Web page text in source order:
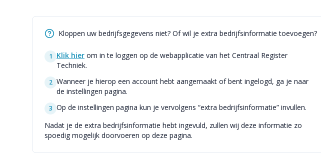
Kloppen uw bedrijfsgegevens niet? Of wil je extra bedrijfsinformatie toevoegen?
1 Klik hier om in te loggen op de webapplicatie van het Centraal Register
Techniek.
2 Wanneer je hierop een account hebt aangemaakt of bent ingelogd, ga je naar
de instellingen pagina.
3 Op de instellingen pagina kun je vervolgens “extra bedrijfsinformatie” invullen.
Nadat je de extra bedrijfsinformatie hebt ingevuld, zullen wij deze informatie zo
spoedig mogelijk doorvoeren op deze pagina.